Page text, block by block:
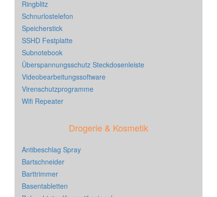
Ringblitz
Schnurlostelefon
Speicherstick
SSHD Festplatte
Subnotebook
Überspannungsschutz Steckdosenleiste
Videobearbeitungssoftware
Virenschutzprogramme
Wifi Repeater
Drogerie & Kosmetik
Antibeschlag Spray
Bartschneider
Barttrimmer
Basentabletten